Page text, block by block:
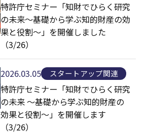
特許庁セミナー「知財でひらく研究
の未来〜基礎から学ぶ知的財産の効
果と役割〜」を開催しました
（3/26）
2026.03.05 スタートアップ関連
特許庁セミナー「知財でひらく研究
の未来 〜基礎から学ぶ知的財産の
効果と役割〜」を開催します
（3/26）